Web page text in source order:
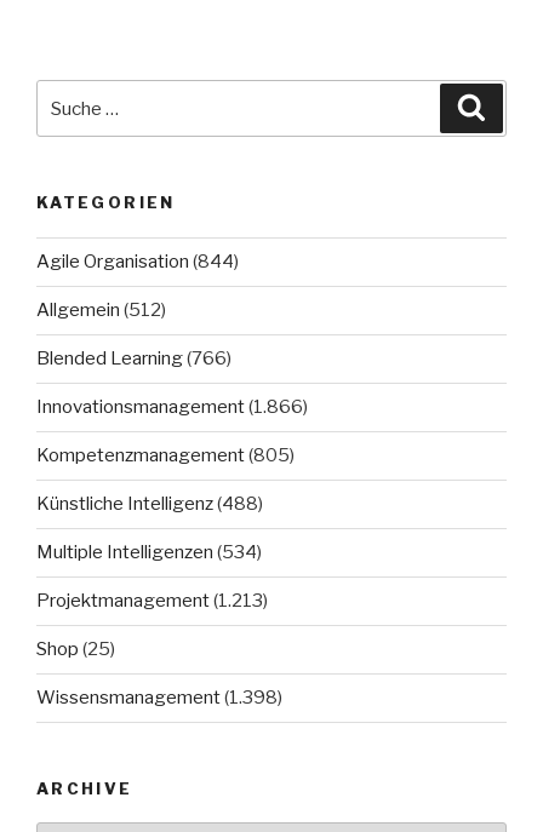
nach:
KATEGORIEN
Agile Organisation (844)
Allgemein (512)
Blended Learning(766)
Innovationsmanagement(1.866)
Kompetenzmanagement(805)
Künstliche Intelligenz(488)
Multiple Intelligenzen (534)
Projektmanagement(1.213)
Shop (25)
Wissensmanagement(1.398)
ARCHIVE